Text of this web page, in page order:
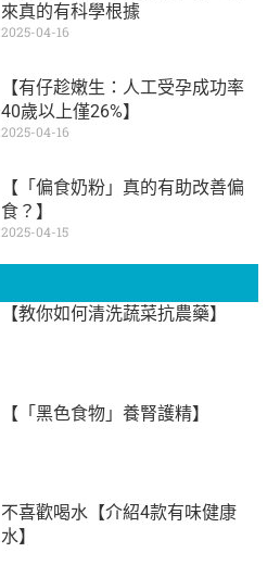
來真的有科學根據
2025-04-16
【有仔趁嫩生：人工受孕成功率
40歲以上僅26%】
2025-04-16
【「偏食奶粉」真的有助改善偏
食？】
2025-04-15
【教你如何清洗蔬菜抗農藥】
【「黑色食物」養腎護精】
不喜歡喝水【介紹4款有味健康
水】